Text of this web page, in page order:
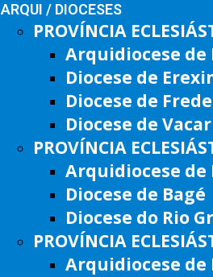
ARQUI / DIOCESES
PROVÍNCIA
Arquidiocese de
Diocese de
Diocese de
Diocese de
PROVÍNCIA
Arquidiocese de
Diocese de Bagé
Diocese do Rio
PROVÍNCIA
Arquidiocese de